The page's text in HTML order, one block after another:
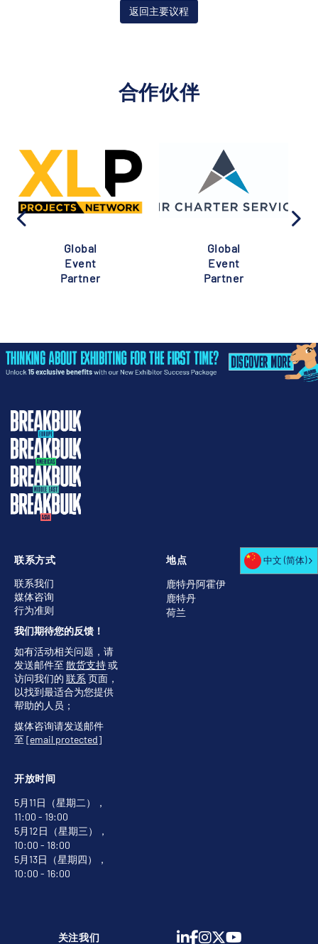
返回主要议程
合作伙伴
Global
Event
Partner
Global
Event
Partner
地点
鹿特丹阿霍伊
鹿特丹
荷兰
开放时间
5月11日（星期二），
11:00 - 19:00
5月12日（星期三），
10:00 - 18:00
5月13日（星期四），
10:00 - 16:00
联系方式
联系我们
媒体咨询
行为准则
我们期待您的反馈！
如有活动相关问题，请
发送邮件至 散货支持或
访问我们的 联系 页面，
以找到最适合为您提供
帮助的人员；
媒体咨询请发送邮件
至 [email protected]
关注我们
中文 (简体)